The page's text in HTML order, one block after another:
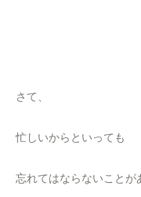
さて、
忙しいからといっても
忘れてはならないことが